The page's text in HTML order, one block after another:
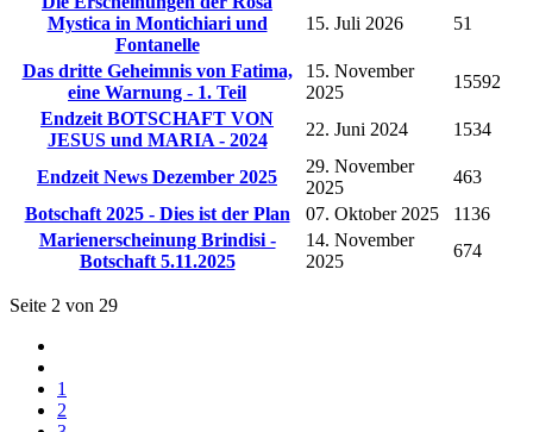
Mystica in Montichiari und
Fontanelle
15. Juli 2026 51
Das dritte Geheimnis von Fatima,
eine Warnung - 1. Teil
15. November
2025
15592
Endzeit BOTSCHAFT VON
JESUS und MARIA - 2024
22. Juni 2024 1534
Endzeit News Dezember 2025
29. November
2025
463
Botschaft 2025 - Dies ist der Plan
07. Oktober 2025
1136
Marienerscheinung Brindisi -
Botschaft 5.11.2025
14. November
2025
674
Seite 2 von 29
1
2